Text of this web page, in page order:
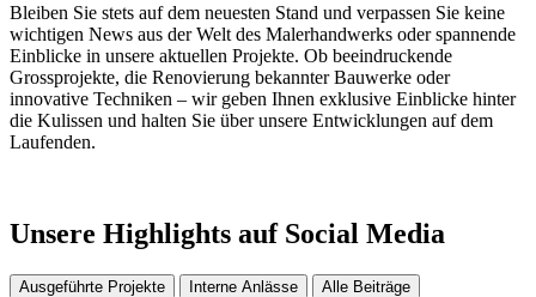
Bleiben Sie stets auf dem neuesten Stand und verpassen Sie keine
wichtigen News aus der Welt des Malerhandwerks oder spannende
Einblicke in unsere aktuellen Projekte. Ob beeindruckende
Grossprojekte, die Renovierung bekannter Bauwerke oder
innovative Techniken – wir geben Ihnen exklusive Einblicke hinter
die Kulissen und halten Sie über unsere Entwicklungen auf dem
Laufenden.
Unsere Highlights auf Social Media
Ausgeführte Projekte Interne Anlässe Alle Beiträge